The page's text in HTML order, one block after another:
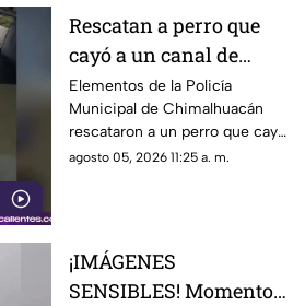
Rescatan a perro que
cayó a un canal de
aguas negras en
Chimalhuacán
Elementos de la Policía
Municipal de Chimalhuacán
rescataron a un perro que cayó
a un canal de aguas negras,
agosto 05, 2026 11:25 a. m.
¡IMÁGENES
SENSIBLES! Momento